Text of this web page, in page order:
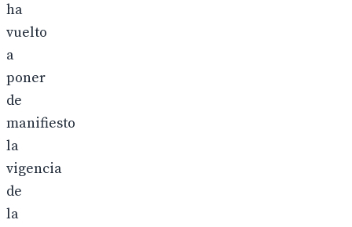
ha
vuelto
a
poner
de
manifiesto
la
vigencia
de
la